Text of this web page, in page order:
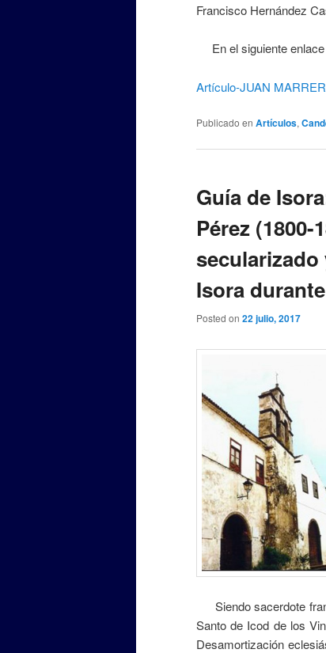
Francisco Hernández
En el siguiente enlace
Artículo-JUAN
Publicado en Artículos,
Guía de
Pérez
Isora
Posted on 22 julio, 2017
Siendo sacerdote
Santo de Icod de los
Desamortización